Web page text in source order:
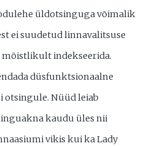
üldotsinguga võimalik
ei suudetud linnavalitsuse
indekseerida.
düsfunktsionaalne
otsingule. Nüüd leiab
kaudu üles nii
vikis kui ka Lady